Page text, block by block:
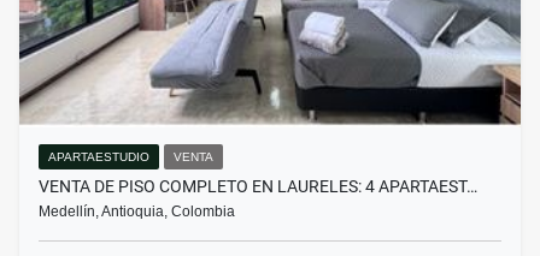
APARTAESTUDIO VENTA
VENTA DE PISO COMPLETO EN LAURELES: 4 APARTAEST…
Medellín, Antioquia, Colombia